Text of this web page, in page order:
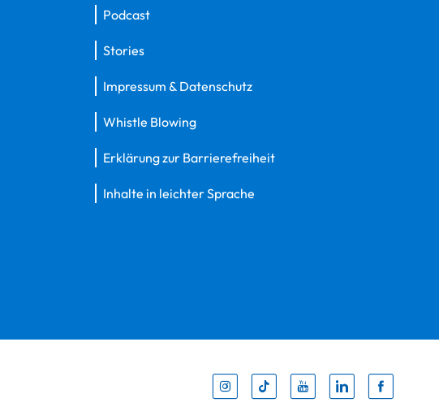
Podcast
Stories
Impressum & Datenschutz
Whistle Blowing
Erklärung zur Barrierefreiheit
Inhalte in leichter Sprache